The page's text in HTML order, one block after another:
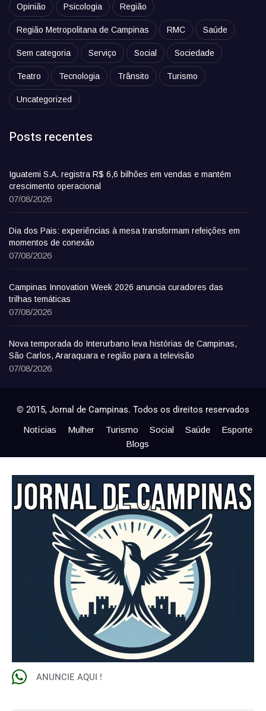
Opinião Psicologia Região
Região Metropolitana de Campinas RMC Saúde
Sem categoria Serviço Social Sociedade
Teatro Tecnologia Trânsito Turismo
Uncategorized
Posts recentes
Iguatemi S.A. registra R$ 6,6 bilhões em vendas e mantém
crescimento operacional
07/08/2026
Dia dos Pais: experiências à mesa transformam refeições em
momentos de conexão
07/08/2026
Campinas Innovation Week 2026 anuncia curadores das
trilhas temáticas
07/08/2026
Nova temporada do Interurbano leva histórias de Campinas,
São Carlos, Araraquara e região para a televisão
07/08/2026
© 2015, Jornal de Campinas. Todos os direitos reservados
Notícias Mulher Turismo Social Saúde
Esporte
Blogs
ANUNCIE AQUI !